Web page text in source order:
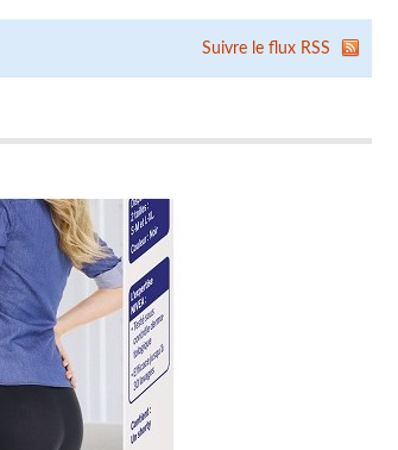
Suivre le flux RSS